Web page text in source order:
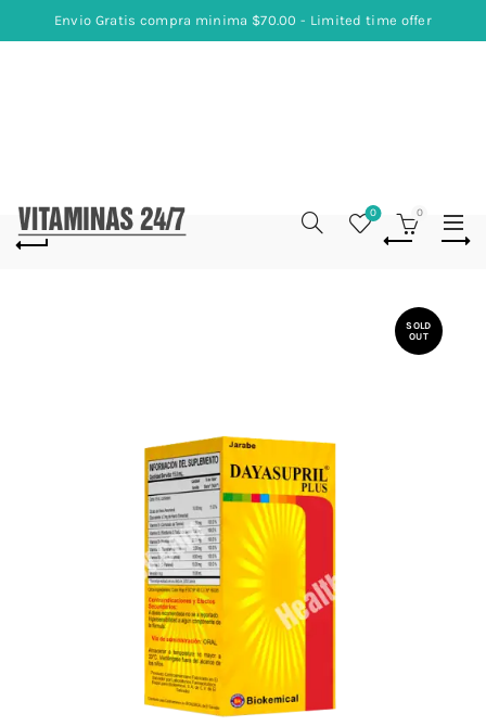
Envio Gratis compra minima $70.00 - Limited time offer
0 0
SOLD
OUT